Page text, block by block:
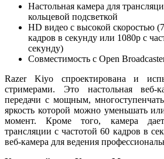
Настольная камера для
кольцевой подсветкой
HD видео с высокой скоростью
кадров в секунду или 1080p с
секунду)
Совместимость с Open
Razer Kiyo спроектирована и
стримерами. Это настольная веб-
передачи с мощным,
яркость которой можно уменьшать
момент. Кроме того, камера
трансляции с частотой 60 кадров в
веб-камера для ведения